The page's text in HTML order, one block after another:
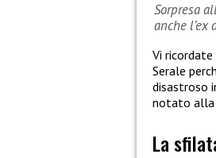
Sorpresa
anche l’ex
Vi ricordate
Serale
disastroso
notato alla
La